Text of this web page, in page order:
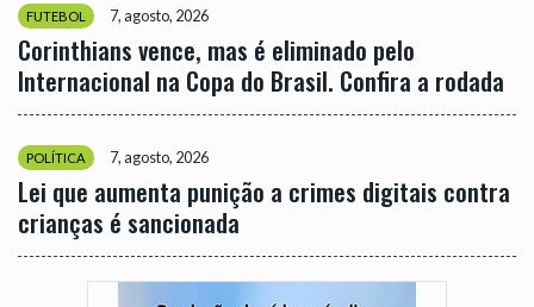
FUTEBOL 7, agosto, 2026
Corinthians vence, mas é eliminado pelo
Internacional na Copa do Brasil. Confira a rodada
POLÍTICA 7, agosto, 2026
Lei que aumenta punição a crimes digitais contra
crianças é sancionada